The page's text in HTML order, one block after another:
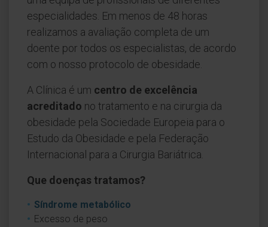
especialidades. Em menos de 48 horas
realizamos a avaliação completa de um
doente por todos os especialistas, de acordo
com o nosso protocolo de obesidade.
A Clínica é um centro de excelência
acreditado no tratamento e na cirurgia da
obesidade pela Sociedade Europeia para o
Estudo da Obesidade e pela Federação
Internacional para a Cirurgia Bariátrica.
Que doenças tratamos?
Síndrome metabólico
Excesso de peso